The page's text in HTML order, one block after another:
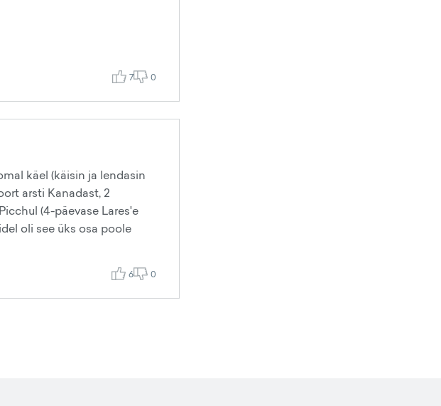
7 0
käel (käisin ja lendasin
arsti Kanadast, 2
(4-päevase Lares'e
oli see üks osa poole
6 0